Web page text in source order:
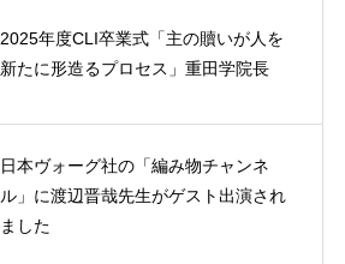
2025年度CLI卒業式「主の贖いが人を
新たに形造るプロセス」重田学院長
日本ヴォーグ社の「編み物チャンネ
ル」に渡辺晋哉先生がゲスト出演され
ました